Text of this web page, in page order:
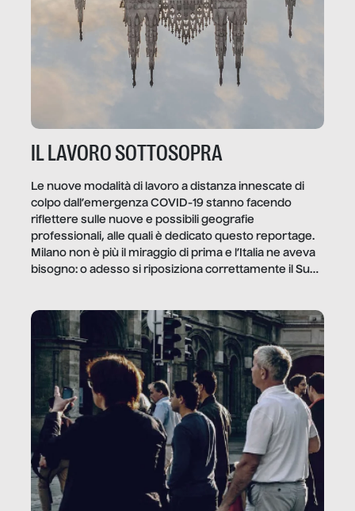
IL LAVORO SOTTOSOPRA
Le nuove modalità di lavoro a distanza innescate di
colpo dall’emergenza COVID-19 stanno facendo
riflettere sulle nuove e possibili geografie
professionali, alle quali è dedicato questo reportage.
Milano non è più il miraggio di prima e l’Italia ne aveva
bisogno: o adesso si riposiziona correttamente il Sud